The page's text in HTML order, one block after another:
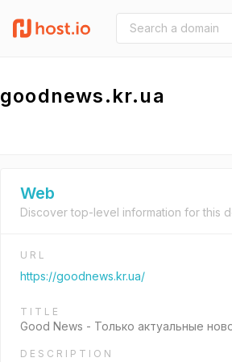
goodnews.kr.ua
Web
Discover top-level information for this
URL
https://goodnews.kr.ua/
TITLE
Good News - Только актуальные
DESCRIPTION